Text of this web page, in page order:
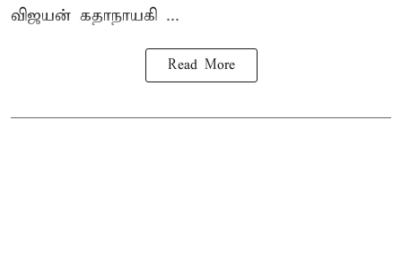
விஜயன் கதாநாயகி ...
Read More